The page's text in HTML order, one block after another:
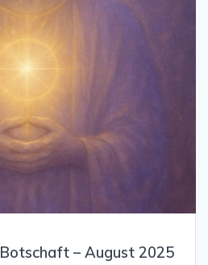
– August 2025